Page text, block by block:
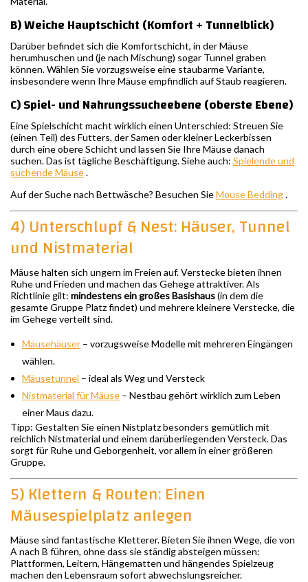
B) Weiche Hauptschicht (Komfort + Tunnelblick)
Darüber befindet sich die Komfortschicht, in der Mäuse
herumhuschen und (je nach Mischung) sogar Tunnel graben
können. Wählen Sie vorzugsweise eine staubarme Variante,
insbesondere wenn Ihre Mäuse empfindlich auf Staub reagieren.
C) Spiel- und Nahrungssucheebene (oberste Ebene)
Eine Spielschicht macht wirklich einen Unterschied: Streuen Sie
(einen Teil) des Futters, der Samen oder kleiner Leckerbissen
durch eine obere Schicht und lassen Sie Ihre Mäuse danach
suchen. Das ist tägliche Beschäftigung. Siehe auch: Spielende und
suchende Mäuse.
Auf der Suche nach Bettwäsche? Besuchen SieMouse Bedding.
4) Unterschlupf & Nest: Häuser, Tunnel
und Nistmaterial
Mäuse halten sich ungern im Freien auf. Verstecke bieten ihnen
Ruhe und Frieden und machen das Gehege attraktiver. Als
Richtlinie gilt: mindestens ein großes Basishaus(in dem die
gesamte Gruppe Platz findet) und mehrere kleinere Verstecke, die
im Gehege verteilt sind.
Mäusehäuser – vorzugsweise Modelle mit mehreren Eingängen
wählen.
Mäusetunnel – ideal als Weg und Versteck
Nistmaterial für Mäuse – Nestbau gehört wirklich zum Leben
einer Maus dazu.
Tipp: Gestalten Sie einen Nistplatz besonders gemütlich mit
reichlich Nistmaterial und einem darüberliegenden Versteck. Das
sorgt für Ruhe und Geborgenheit, vor allem in einer größeren
Gruppe.
5) Klettern & Routen: Einen
Mäusespielplatz anlegen
Mäuse sind fantastische Kletterer. Bieten Sie ihnen Wege, die von
A nach B führen, ohne dass sie ständig absteigen müssen:
Plattformen, Leitern, Hängematten und hängendes Spielzeug
machen den Lebensraum sofort abwechslungsreicher.